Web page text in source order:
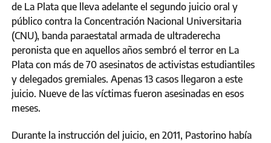
de La Plata que lleva adelante el segundo juicio oral y
público contra la Concentración Nacional Universitaria
(CNU), banda paraestatal armada de ultraderecha
peronista que en aquellos años sembró el terror en La
Plata con más de 70 asesinatos de activistas estudiantiles
y delegados gremiales. Apenas 13 casos llegaron a este
juicio. Nueve de las víctimas fueron asesinadas en esos
meses.
Durante la instrucción del juicio, en 2011, Pastorino había